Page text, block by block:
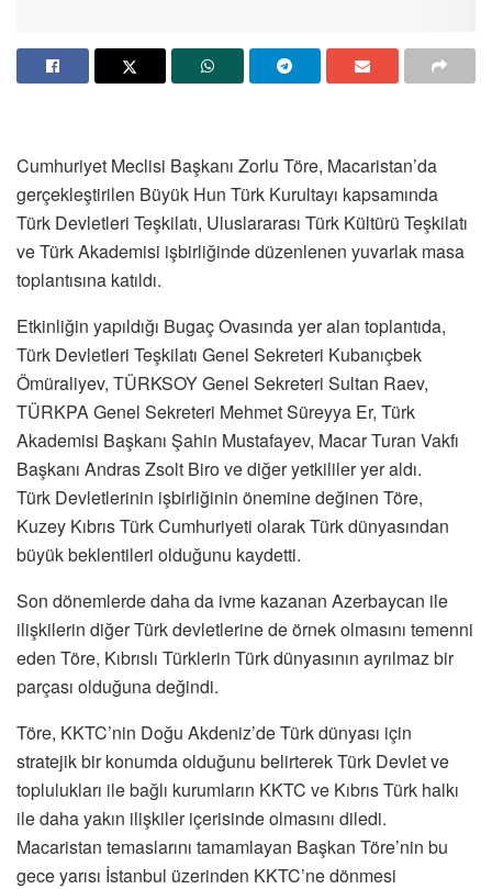
Cumhuriyet Meclisi Başkanı Zorlu Töre, Macaristan’da
gerçekleştirilen Büyük Hun Türk Kurultayı kapsamında
Türk Devletleri Teşkilatı, Uluslararası Türk Kültürü Teşkilatı
ve Türk Akademisi işbirliğinde düzenlenen yuvarlak masa
toplantısına katıldı.
Etkinliğin yapıldığı Bugaç Ovasında yer alan toplantıda,
Türk Devletleri Teşkilatı Genel Sekreteri Kubanıçbek
Ömüraliyev, TÜRKSOY Genel Sekreteri Sultan Raev,
TÜRKPA Genel Sekreteri Mehmet Süreyya Er, Türk
Akademisi Başkanı Şahin Mustafayev, Macar Turan Vakfı
Başkanı Andras Zsolt Biro ve diğer yetkililer yer aldı.
Türk Devletlerinin işbirliğinin önemine değinen Töre,
Kuzey Kıbrıs Türk Cumhuriyeti olarak Türk dünyasından
büyük beklentileri olduğunu kaydetti.
Son dönemlerde daha da ivme kazanan Azerbaycan ile
ilişkilerin diğer Türk devletlerine de örnek olmasını temenni
eden Töre, Kıbrıslı Türklerin Türk dünyasının ayrılmaz bir
parçası olduğuna değindi.
Töre, KKTC’nin Doğu Akdeniz’de Türk dünyası için
stratejik bir konumda olduğunu belirterek Türk Devlet ve
toplulukları ile bağlı kurumların KKTC ve Kıbrıs Türk halkı
ile daha yakın ilişkiler içerisinde olmasını diledi.
Macaristan temaslarını tamamlayan Başkan Töre’nin bu
gece yarısı İstanbul üzerinden KKTC’ne dönmesi